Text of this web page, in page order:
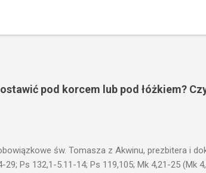
pod korcem lub pod łóżkiem?
św. Tomasza z Akwinu, prezbitera i
29; Ps 132,1-5.11-14; Ps 119,105; Mk 4,21-25 (Mk